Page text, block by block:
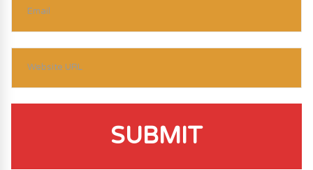
SUBMIT